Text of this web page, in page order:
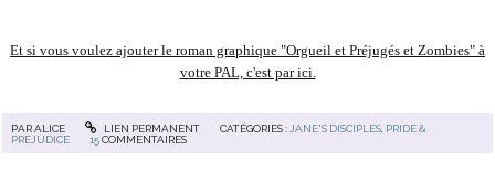
Et si vous voulez ajouter le roman graphique "Orgueil et Préjugés et Zombies" à
votre PAL, c'est par ici.
PARALICE LIEN PERMANENT CATÉGORIES : JANE'S DISCIPLES PRIDE &
PREJUDICE
15 COMMENTAIRES